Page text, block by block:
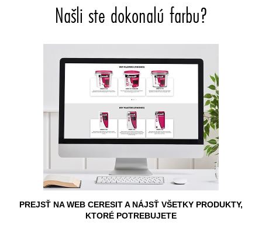
Našli ste dokonalú farbu?
PREJSŤ NA WEB CERESIT A NÁJSŤ VŠETKY PRODUKTY,
KTORÉ POTREBUJETE